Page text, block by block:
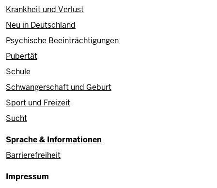
Krankheit und Verlust
Neu in Deutschland
Psychische Beeinträchtigungen
Pubertät
Schule
Schwangerschaft und Geburt
Sport und Freizeit
Sucht
Sprache & Informationen
Barrierefreiheit
Fußzeile
Impressum